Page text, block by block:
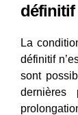
définitif
La
définitif
sont
dernières